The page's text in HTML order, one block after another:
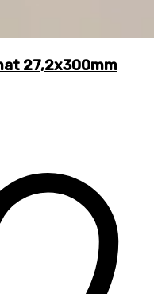
27,2x300mm